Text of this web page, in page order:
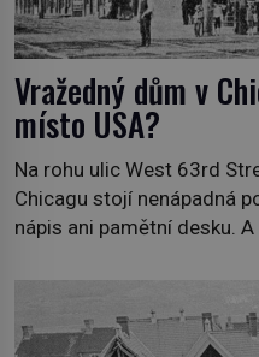
Vražedný dům v
místo USA?
Na rohu ulic West 63rd
Chicagu stojí nenápadná
nápis ani pamětní desku.
sídlil sériový vrah H. H.
past na lidi v dějinách
Webster Mudgett